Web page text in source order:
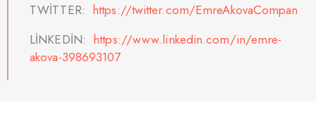
TWİTTER: https://twitter.com/EmreAkovaCompan
LİNKEDİN: https://www.linkedin.com/in/emre-
akova-398693107